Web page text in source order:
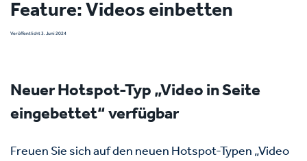
Feature: Videos einbetten
Veröffentlicht 3. Juni 2024
Neuer Hotspot-Typ „Video in Seite
eingebettet“ verfügbar
Freuen Sie sich auf den neuen Hotspot-Typen „Video